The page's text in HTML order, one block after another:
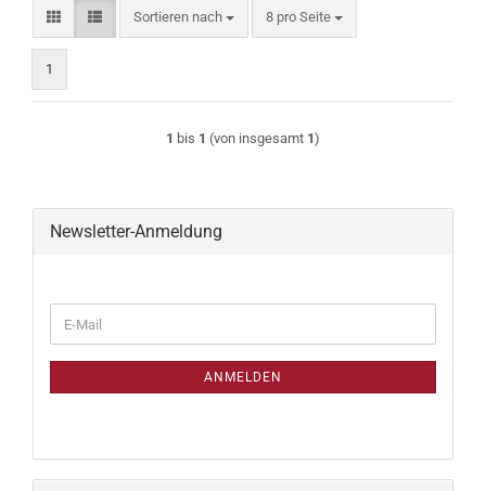
Sortieren nach
Sortieren nach 8 pro Seite
pro Seite
1
1 bis 1 (von insgesamt 1)
Newsletter-Anmeldung
ZUR
E-
Mail
ANMELDEN